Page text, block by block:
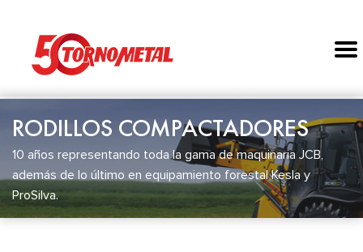
RODILLOS COMPACTADORES
10 años representando toda la gama de maquinaria JCB,
además de lo último en equipamiento forestal Kesla y
ProSilva.